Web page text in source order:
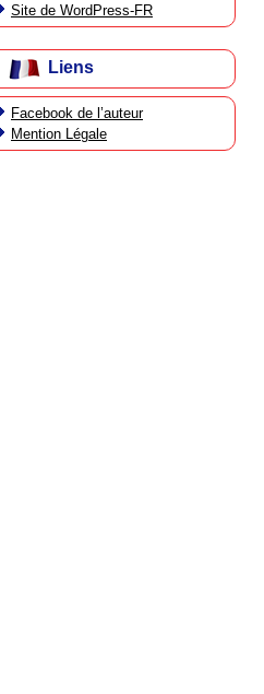
Site de WordPress-FR
Liens
Facebook de l’auteur
Mention Légale